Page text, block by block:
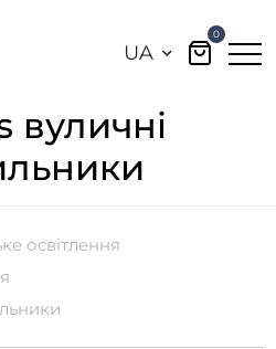
UA
0
вуличні
освітлення